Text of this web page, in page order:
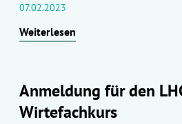
07.02.2023
Weiterlesen
Anmeldung für den
Wirtefachkurs